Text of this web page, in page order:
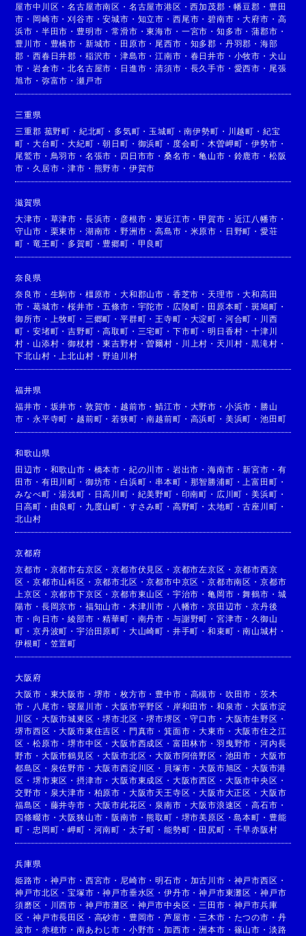
屋市中川区 ・名古屋市南区 ・ 名古屋市港区 ・西加茂郡 ・幡豆郡 ・ 豊田
市 ・ 岡崎市 ・刈谷市 ・安城市 ・ 知立市 ・ 西尾市 ・碧南市 ・大府市 ・ 高
浜市 ・ 半田市 ・ 豊明市 ・常滑市 ・東海市 ・ 一宮市 ・ 知多市 ・蒲郡市 ・
豊川市 ・ 豊橋市 ・ 新城市 ・ 田原市 ・ 尾西市 ・ 知多郡 ・ 丹羽郡 ・ 海部
郡 ・西春日井郡 ・ 稲沢市 ・津島市 ・江南市 ・ 春日井市 ・ 小牧市 ・ 犬山
市 ・岩倉市 ・北名古屋市 ・ 日進市 ・清須市 ・ 長久手市 ・ 愛西市 ・ 尾張
旭市 ・ 弥富市 ・瀬戸市
三重県
三重郡 菰野町 ・ 紀北町 ・ 多気町 ・ 玉城町 ・南伊勢町 ・ 川越町 ・ 紀宝
町 ・大台町 ・大紀町 ・朝日町 ・ 御浜町 ・ 度会町 ・木曽岬町 ・伊勢市 ・
尾鷲市 ・ 鳥羽市 ・ 名張市 ・ 四日市市 ・桑名市 ・亀山市 ・ 鈴鹿市 ・ 松阪
市 ・ 久居市 ・津市 ・ 熊野市 ・ 伊賀市
滋賀県
大津市 ・ 草津市 ・ 長浜市 ・ 彦根市 ・東近江市 ・甲賀市 ・ 近江八幡市 ・
守山市 ・ 栗東市 ・ 湖南市 ・野洲市 ・高島市 ・ 米原市 ・ 日野町 ・ 愛荘
町 ・竜王町 ・ 多賀町 ・ 豊郷町 ・ 甲良町
奈良県
奈良市 ・ 生駒市 ・ 橿原市 ・大和郡山市 ・ 香芝市 ・ 天理市 ・大和高田
市 ・葛城市 ・桜井市 ・五條市 ・ 宇陀市 ・ 広陵町 ・ 田原本町 ・斑鳩町 ・
御所市 ・ 上牧町 ・ 三郷町 ・平群町 ・王寺町 ・ 大淀町 ・ 河合町 ・ 川西
町 ・安堵町 ・吉野町 ・高取町 ・ 三宅町 ・ 下市町 ・明日香村 ・十津川
村 ・ 山添村 ・御杖村 ・東吉野村 ・曽爾村 ・ 川上村 ・ 天川村 ・黒滝村 ・
下北山村 ・上北山村 ・野迫川村
福井県
福井市 ・ 坂井市 ・ 敦賀市 ・ 越前市 ・鯖江市 ・ 大野市 ・ 小浜市 ・ 勝山
市 ・永平寺町 ・ 越前町 ・若狭町 ・南越前町 ・ 高浜町 ・ 美浜町 ・ 池田町
和歌山県
田辺市 ・ 和歌山市 ・ 橋本市 ・ 紀の川市 ・ 岩出市 ・海南市 ・新宮市 ・ 有
田市 ・ 有田川町 ・ 御坊市 ・白浜町 ・ 串本町 ・ 那智勝浦町 ・上富田町 ・
みなべ町 ・湯浅町 ・ 日高川町 ・ 紀美野町 ・ 印南町 ・ 広川町 ・美浜町 ・
日高町 ・ 由良町 ・ 九度山町 ・ すさみ町 ・ 高野町 ・太地町 ・古座川町 ・
北山村
京都府
京都市 ・ 京都市右京区 ・京都市伏見区 ・ 京都市左京区 ・ 京都市西京
区 ・京都市山科区 ・ 京都市北区 ・京都市中京区 ・京都市南区 ・ 京都市
上京区 ・ 京都市下京区 ・京都市東山区 ・ 宇治市 ・亀岡市 ・舞鶴市 ・ 城
陽市 ・ 長岡京市 ・ 福知山市 ・ 木津川市 ・ 八幡市 ・京田辺市 ・京丹後
市 ・向日市 ・綾部市 ・精華町 ・ 南丹市 ・ 与謝野町 ・ 宮津市 ・ 久御山
町 ・京丹波町 ・宇治田原町 ・ 大山崎町 ・ 井手町 ・和束町 ・南山城村 ・
伊根町 ・ 笠置町
大阪府
大阪市 ・ 東大阪市 ・ 堺市 ・枚方市 ・ 豊中市 ・ 高槻市 ・ 吹田市 ・ 茨木
市 ・ 八尾市 ・寝屋川市 ・大阪市平野区 ・ 岸和田市 ・ 和泉市 ・大阪市淀
川区 ・ 大阪市城東区 ・堺市北区 ・堺市堺区 ・守口市 ・ 大阪市生野区 ・
堺市西区 ・大阪市東住吉区 ・ 門真市 ・箕面市 ・大東市 ・ 大阪市住之江
区 ・松原市 ・堺市中区 ・大阪市西成区 ・ 富田林市 ・ 羽曳野市 ・ 河内長
野市 ・ 大阪市鶴見区 ・大阪市北区 ・大阪市阿倍野区 ・ 池田市 ・ 大阪市
都島区 ・ 泉佐野市 ・ 大阪市西淀川区 ・ 貝塚市 ・大阪市旭区 ・大阪市港
区 ・堺市東区 ・摂津市 ・大阪市東成区 ・ 大阪市西区 ・ 大阪市中央区 ・
交野市 ・ 泉大津市 ・ 柏原市 ・ 大阪市天王寺区 ・大阪市大正区 ・ 大阪市
福島区 ・ 藤井寺市 ・ 大阪市此花区 ・ 泉南市 ・大阪市浪速区 ・高石市 ・
四條畷市 ・大阪狭山市 ・ 阪南市 ・熊取町 ・ 堺市美原区 ・島本町 ・ 豊能
町 ・忠岡町 ・岬町 ・ 河南町 ・ 太子町 ・能勢町 ・ 田尻町 ・ 千早赤阪村
兵庫県
姫路市 ・ 神戸市 ・ 西宮市 ・ 尼崎市 ・明石市 ・ 加古川市 ・ 神戸市西区 ・
神戸市北区 ・宝塚市 ・神戸市垂水区 ・伊丹市 ・神戸市東灘区 ・ 神戸市
須磨区 ・ 川西市 ・ 神戸市灘区 ・ 神戸市中央区 ・三田市 ・ 神戸市兵庫
区 ・神戸市長田区 ・ 高砂市 ・ 豊岡市 ・芦屋市 ・三木市 ・ たつの市 ・ 丹
波市 ・ 赤穂市 ・南あわじ市 ・ 小野市 ・加西市 ・洲本市 ・ 篠山市 ・ 淡路